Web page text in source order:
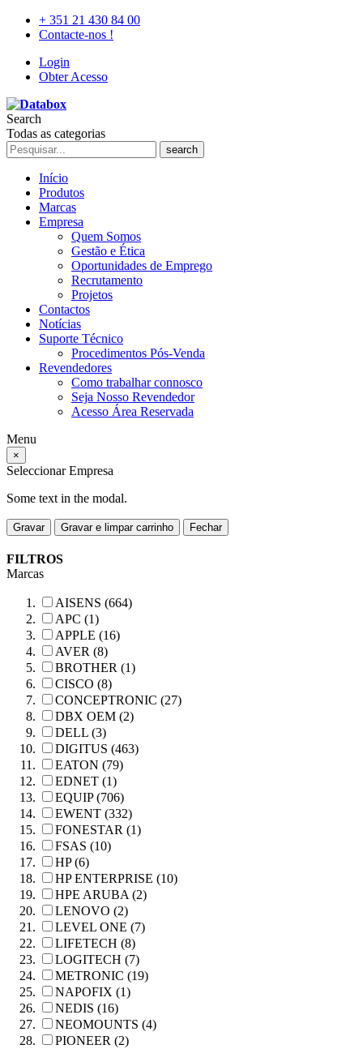
+ 351 21 430 84 00
Contacte-nos !
Login
Obter Acesso
Search
Todas as categorias
search
Início
Produtos
Marcas
Empresa
Quem Somos
Gestão e Ética
Oportunidades de Emprego
Recrutamento
Projetos
Contactos
Notícias
Suporte Técnico
Procedimentos Pós-Venda
Revendedores
Como trabalhar connosco
Seja Nosso Revendedor
Acesso Área Reservada
Menu
×
Seleccionar Empresa
Some text in the modal.
Gravar Gravar e limpar carrinho Fechar
FILTROS
Marcas
AISENS (664)
APC (1)
APPLE (16)
AVER (8)
BROTHER (1)
CISCO (8)
CONCEPTRONIC (27)
DBX OEM (2)
DELL (3)
DIGITUS (463)
EATON (79)
EDNET (1)
EQUIP (706)
EWENT (332)
FONESTAR (1)
FSAS (10)
HP (6)
HP ENTERPRISE (10)
HPE ARUBA (2)
LENOVO (2)
LEVEL ONE (7)
LIFETECH (8)
LOGITECH (7)
METRONIC (19)
NAPOFIX (1)
NEDIS (16)
NEOMOUNTS (4)
PIONEER (2)